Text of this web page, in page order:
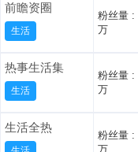
前瞻资圈
生活
粉丝量 :
万
热事生活集
生活
粉丝量 :
万
生活全热
粉丝量 :
万